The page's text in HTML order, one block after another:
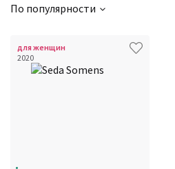
По популярности
для женщин
2020